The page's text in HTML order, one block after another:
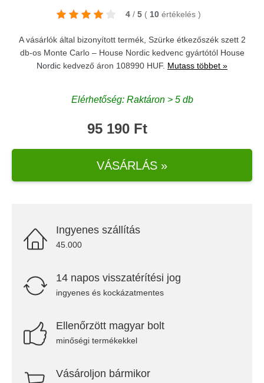
4 / 5 ( 10 értékelés )
A vásárlók által bizonyított termék, Szürke étkezőszék szett 2
db-os Monte Carlo – House Nordic kedvenc gyártótól House
Nordic kedvező áron 108990 HUF. Mutass többet »
Elérhetőség: Raktáron > 5 db
95 190 Ft
VÁSÁRLÁS »
Ingyenes szállítás
45.000
14 napos visszatérítési jog
ingyenes és kockázatmentes
Ellenőrzött magyar bolt
minőségi termékekkel
Vásároljon bármikor